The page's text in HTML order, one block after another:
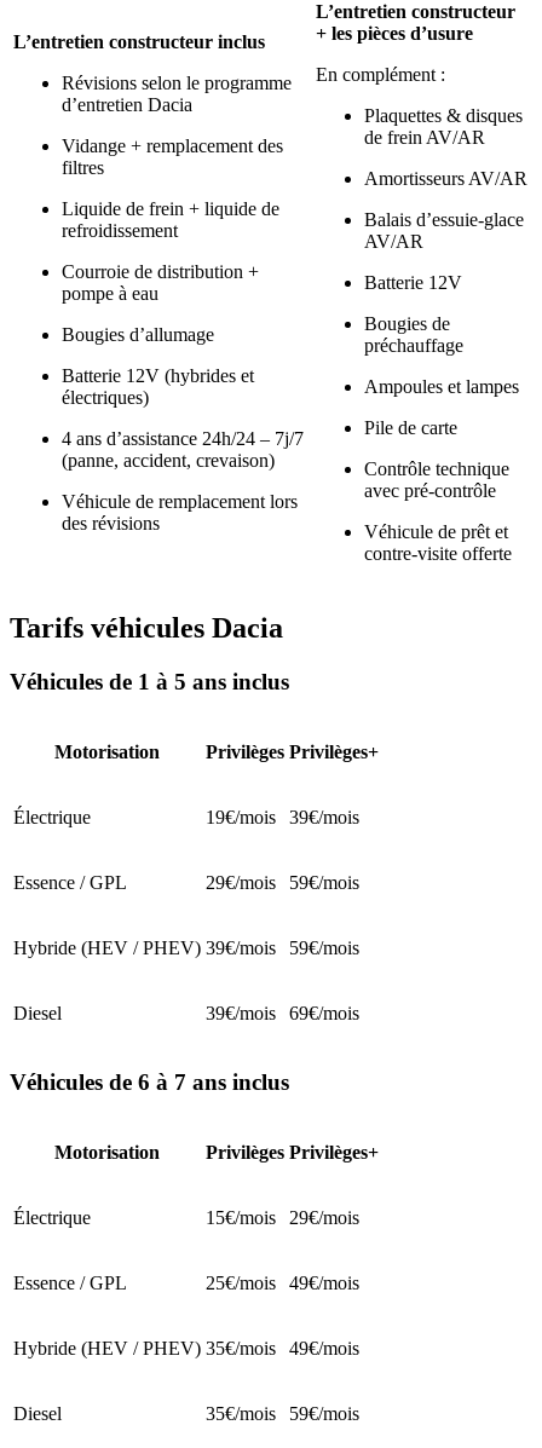
L’entretien constructeur inclus
Révisions selon le programme
d’entretien Dacia
Vidange + remplacement des
filtres
Liquide de frein + liquide de
refroidissement
Courroie de distribution +
pompe à eau
Bougies d’allumage
Batterie 12V (hybrides et
électriques)
4 ans d’assistance 24h/24 – 7j/7
(panne, accident, crevaison)
Véhicule de remplacement lors
des révisions
L’entretien constructeur
+ les pièces d’usure
En complément :
Plaquettes & disques
de frein AV/AR
Amortisseurs AV/AR
Balais d’essuie-glace
AV/AR
Batterie 12V
Bougies de
préchauffage
Ampoules et lampes
Pile de carte
Contrôle technique
avec pré-contrôle
Véhicule de prêt et
contre-visite offerte
Tarifs véhicules Dacia
Véhicules de 1 à 5 ans inclus
Motorisation Privilèges Privilèges+
Électrique 19€/mois 39€/mois
Essence / GPL 29€/mois 59€/mois
Hybride (HEV / PHEV) 39€/mois 59€/mois
Diesel 39€/mois 69€/mois
Véhicules de 6 à 7 ans inclus
Motorisation Privilèges Privilèges+
Électrique 15€/mois 29€/mois
Essence / GPL 25€/mois 49€/mois
Hybride (HEV / PHEV) 35€/mois 49€/mois
Diesel 35€/mois 59€/mois